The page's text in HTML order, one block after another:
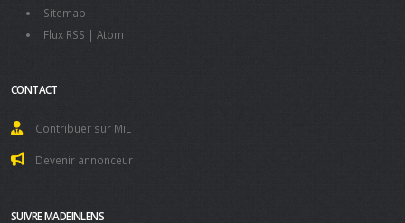
Sitemap
Flux RSS | Atom
CONTACT
Contribuer sur MiL
Devenir annonceur
SUIVRE MADEINLENS